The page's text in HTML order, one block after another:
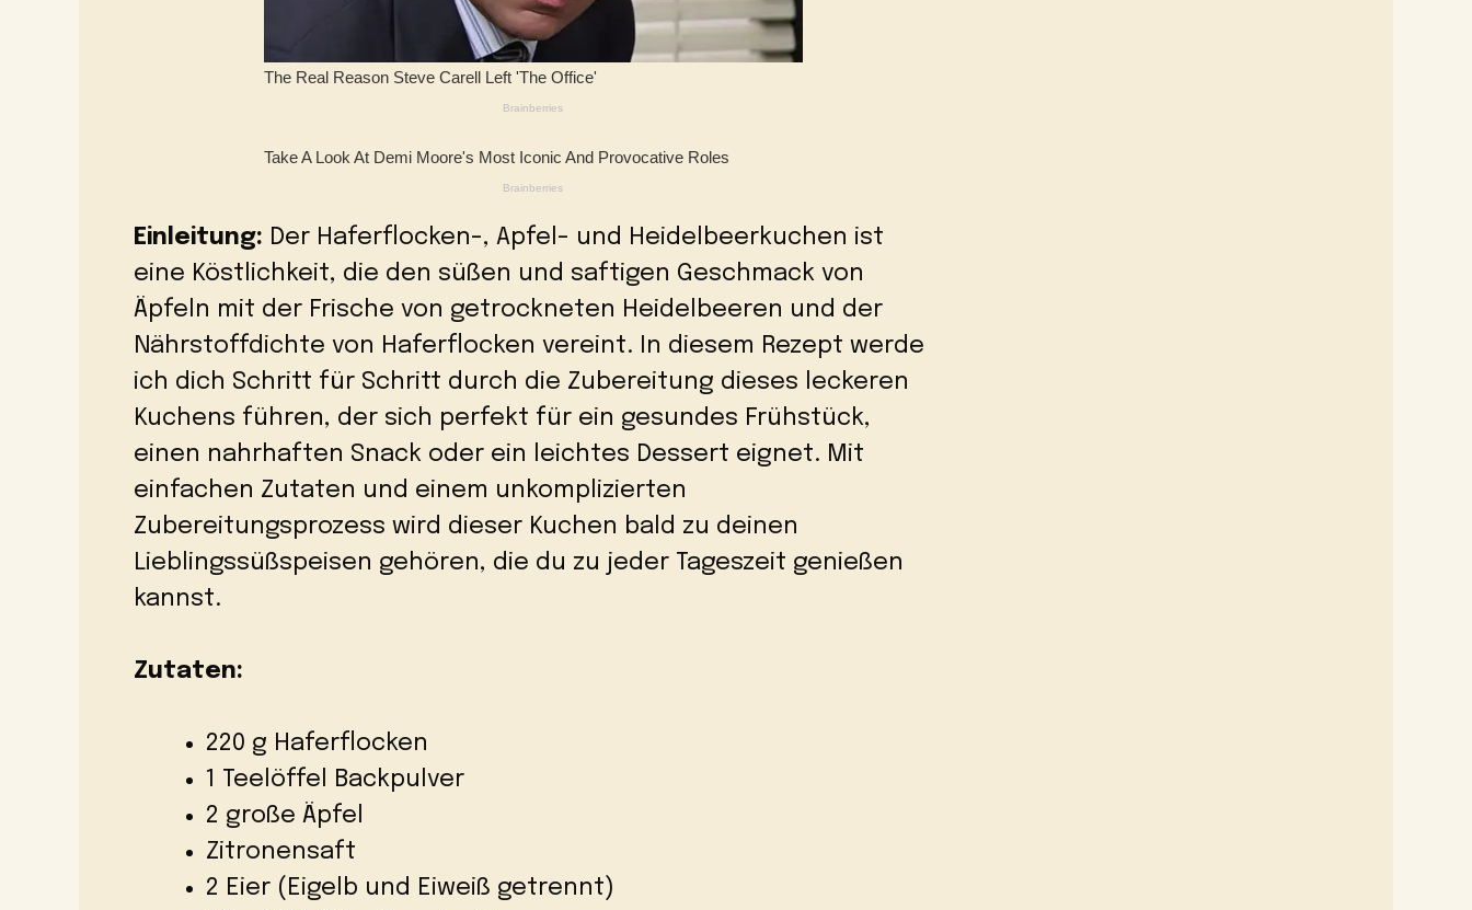
Einleitung: Der Haferflocken-, Apfel- und Heidelbeerkuchen ist
eine Köstlichkeit, die den süßen und saftigen Geschmack von
Äpfeln mit der Frische von getrockneten Heidelbeeren und der
Nährstoffdichte von Haferflocken vereint. In diesem Rezept werde
ich dich Schritt für Schritt durch die Zubereitung dieses leckeren
Kuchens führen, der sich perfekt für ein gesundes Frühstück,
einen nahrhaften Snack oder ein leichtes Dessert eignet. Mit
einfachen Zutaten und einem unkomplizierten
Zubereitungsprozess wird dieser Kuchen bald zu deinen
Lieblingssüßspeisen gehören, die du zu jeder Tageszeit genießen
kannst.
Zutaten:
220 g Haferflocken
1 Teelöffel Backpulver
2 große Äpfel
Zitronensaft
2 Eier (Eigelb und Eiweiß getrennt)